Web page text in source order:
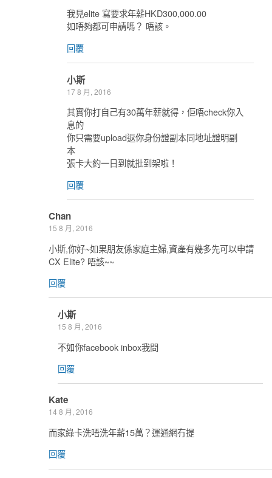
我見elite 寫要求年薪HKD300,000.00
如唔夠都可申請嗎？ 唔該。
回覆
小斯
17 8 月, 2016
其實你打自己有30萬年薪就得，佢唔check你入
息的
你只需要upload返你身份證副本同地址證明副
本
張卡大約一日到就批到架啦！
回覆
Chan
15 8 月, 2016
小斯,你好~如果朋友係家庭主婦,資產有幾多先可以申請
CX Elite? 唔該~~
回覆
小斯
15 8 月, 2016
不如你facebook inbox我問
回覆
Kate
14 8 月, 2016
而家綠卡洗唔洗年薪15萬？運通網冇提
回覆